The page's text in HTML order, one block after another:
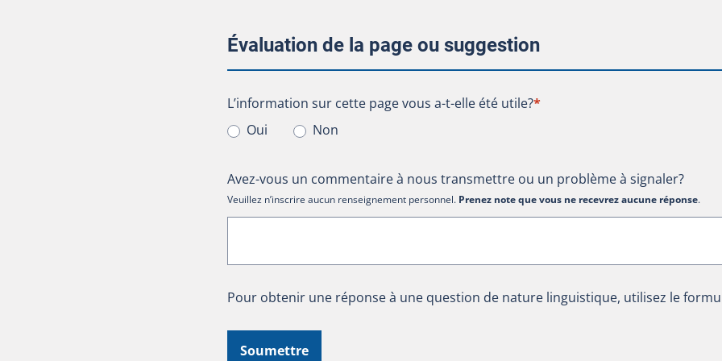
Évaluation de la page ou suggestion
L’information sur cette page vous a-t-elle été utile?
L’information sur cette page vous a-t-elle été utile?*
Oui
Non
Avez-vous un commentaire à nous transmettre ou un problème à signaler?
Veuillez n’inscrire aucun renseignement personnel. Prenez note que vous ne recevrez aucune réponse.
Pour obtenir une réponse à une question de nature linguistique, utilisez le
Soumettre